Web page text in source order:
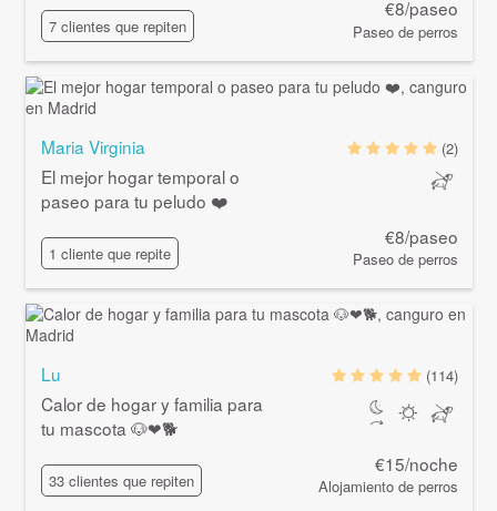
7 clientes que repiten
€8/paseo
Paseo de perros
Maria Virginia
El mejor hogar temporal o
paseo para tu peludo ❤️
1 cliente que repite
(2)
€8/paseo
Paseo de perros
Lu
Calor de hogar y familia para
tu mascota 🐶❤🐕
33 clientes que repiten
(114)
€15/noche
Alojamiento de perros